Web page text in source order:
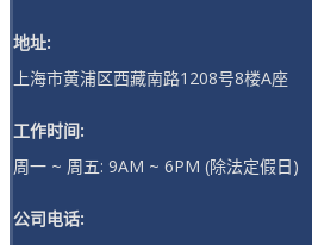
地址:
上海市黄浦区西藏南路1208号8楼A座
工作时间:
周一 ~ 周五: 9AM ~ 6PM (除法定假日)
公司电话: